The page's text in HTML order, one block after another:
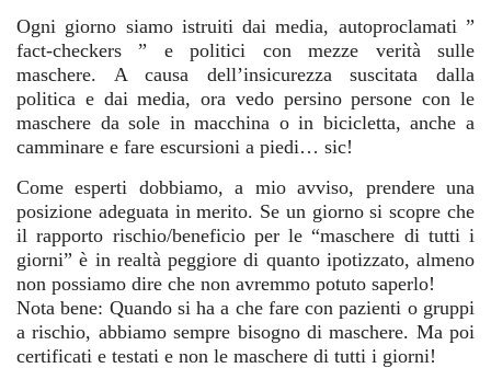
Ogni giorno siamo istruiti dai media, autoproclamati ”
fact-checkers ” e politici con mezze verità sulle
maschere. A causa dell’insicurezza suscitata dalla
politica e dai media, ora vedo persino persone con le
maschere da sole in macchina o in bicicletta, anche a
camminare e fare escursioni a piedi… sic!
Come esperti dobbiamo, a mio avviso, prendere una
posizione adeguata in merito. Se un giorno si scopre che
il rapporto rischio/beneficio per le “maschere di tutti i
giorni” è in realtà peggiore di quanto ipotizzato, almeno
non possiamo dire che non avremmo potuto saperlo!
Nota bene: Quando si ha a che fare con pazienti o gruppi
a rischio, abbiamo sempre bisogno di maschere. Ma poi
certificati e testati e non le maschere di tutti i giorni!